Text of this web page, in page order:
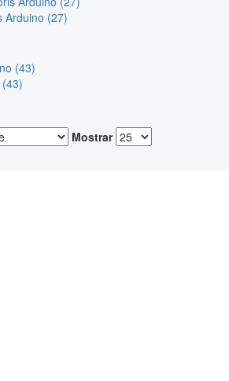
Arduino (27)
Mostrar